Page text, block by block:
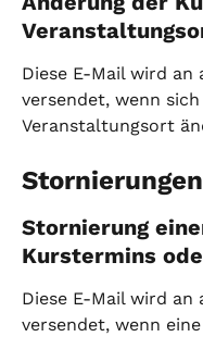
Diese E-Mail wird an
versendet, wenn
Veranstaltungsort
Stornierung
Kurstermins
Diese E-Mail wird an
versendet, wenn